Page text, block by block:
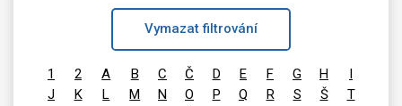
Vymazat filtrování
1 2 A B C Č D E F G H
I
J
K L M N O P Q R S Š
T